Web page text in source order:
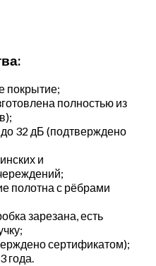
покрытие;
полностью из
32 дБ (подтверждено
и
полотна с рёбрами
зарезана, есть
сертификатом);
года.